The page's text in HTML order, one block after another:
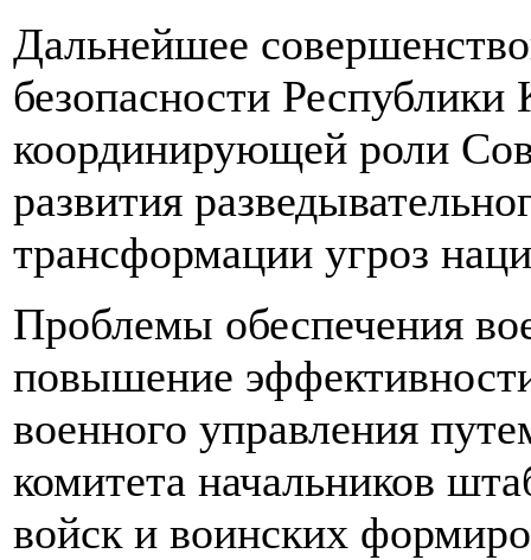
Дальнейшее
безопасности Республики
координирующей роли
развития
трансформации угроз
Проблемы обеспечения
повышение
военного управления
комитета начальников
войск и воинских